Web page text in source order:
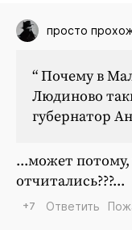
просто
“ Почему в
Людиново
губернатор
...может потому,
отчитались???...
+7 Ответить